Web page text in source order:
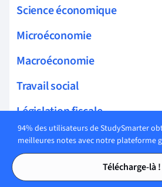
Tables des matières
Tables des matières
Science économique
Microéconomie
Macroéconomie
Travail social
Législation fiscale
Thèmes connexes
94% des utilisateurs de StudySmarter
meilleures notes avec notre plateforme
Télécharge-là !